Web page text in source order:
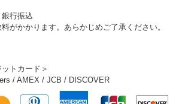
行振込
がかかります。あらかじめご了承ください。
トカード＞
/ AMEX / JCB / DISCOVER